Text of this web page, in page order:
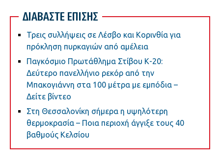
ΔΙΑΒΑΣΤΕ ΕΠΙΣΗΣ
Τρεις συλλήψεις σε Λέσβο και Κορινθία για
πρόκληση πυρκαγιών από αμέλεια
Παγκόσμιο Πρωτάθλημα Στίβου Κ-20:
Δεύτερο πανελλήνιο ρεκόρ από την
Μπακογιάννη στα 100 μέτρα με εμπόδια –
Δείτε βίντεο
Στη Θεσσαλονίκη σήμερα η υψηλότερη
θερμοκρασία – Ποια περιοχή άγγιξε τους 40
βαθμούς Κελσίου